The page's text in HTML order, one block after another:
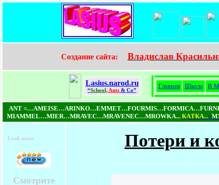
Создание сайта: Владислав
Lasius.narod.ru
“School, Ants & Co”
Главная Школа В
ANT
MIAMMEL…MIER…MRAVEC…MRAVENEC…MROWKA... КAТКA...=
Look main
Смотрите
Потери и